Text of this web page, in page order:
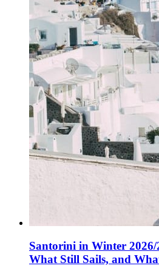
Santorini in Winter
What Still Sails, and